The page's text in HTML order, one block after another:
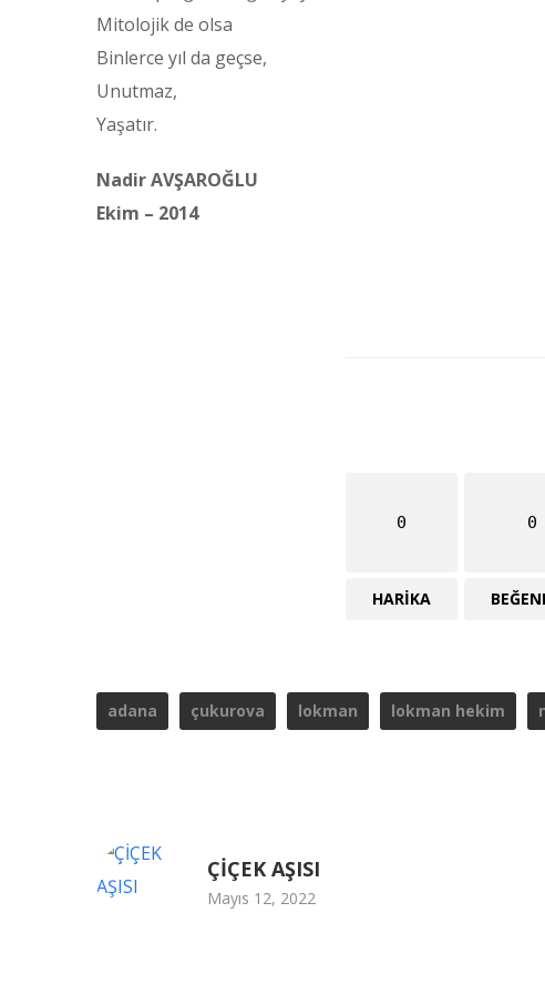
Mitolojik de olsa
Binlerce yıl da geçse,
Unutmaz,
Yaşatır.
Nadir AVŞAROĞLU
Ekim – 2014
0
HARIKA
0
adana çukurova lokman lokman hekim
ÇİÇEK AŞISI
Mayıs 12, 2022